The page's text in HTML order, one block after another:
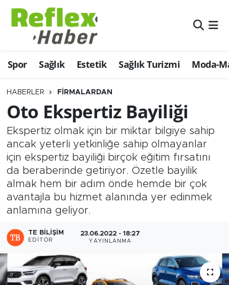
Spor Sağlık Estetik Sağlık Turizmi Moda-
HABERLER FIRMALARDAN
Oto Ekspertiz Bayiliği
Ekspertiz olmak için bir miktar bilgiye sahip
ancak yeterli yetkinliğe sahip olmayanlar
için ekspertiz bayiliği birçok eğitim fırsatını
da beraberinde getiriyor. Özetle bayilik
almak hem bir adım önde hemde bir çok
avantajla bu hizmet alanında yer edinmek
anlamına geliyor.
TE BILIŞIM
EDITÖR
23.06.2022 - 18:27
YAYINLANMA
Eğitim
Estetik
Firmalardan
Güncel
İş ve Ekonomi
Moda-Magazin-Eğlence
Sağlık
Spor
Nöbetçi Eczaneler
Hava Durumu
Namaz Vakitleri
Trafik Durumu
Şampiyonlar Ligi Puan Durumu ve Fikstür
Tüm Manşetler
Son Dakika Haberleri